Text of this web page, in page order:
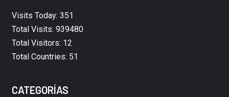
Visits Today: 351
Total Visits: 939480
Total Visitors: 12
Total Countries: 51
CATEGORÍAS